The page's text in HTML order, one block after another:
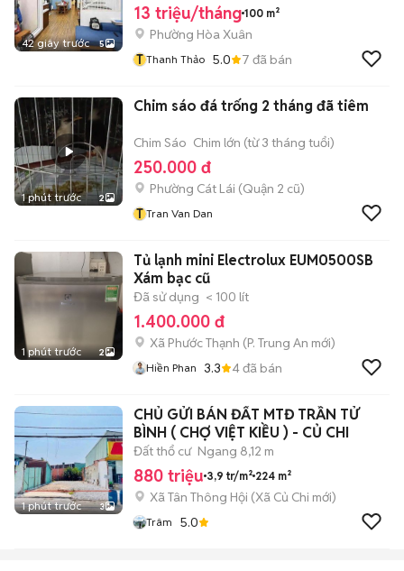
42 giây trước 5
13 triệu/tháng 100 m²
Phường Hòa Xuân
T Thanh Thảo 5.0 7 đã bán
1 phút trước 2
Chim sáo đá trống 2 tháng đã tiêm
Chim Sáo Chim lớn (từ 3 tháng tuổi)
250.000 đ
Phường Cát Lái (Quận 2 cũ)
T Tran Van Dan
1 phút trước 2
Tủ lạnh mini Electrolux EUM0500SB
Xám bạc cũ
Đã sử dụng < 100 lít
1.400.000 đ
Xã Phước Thạnh (P. Trung An mới)
Hiền Phan 3.3 4đã bán
1 phút trước 3
CHỦ GỬI BÁN ĐẤT MTĐ TRẦN TỬ
BÌNH ( CHỢ VIỆT KIỀU ) - CỦ CHI
Đất thổ cư Ngang 8,12 m
880 triệu 3,9 tr/m² 224 m²
Xã Tân Thông Hội (Xã Củ Chi mới)
Trâm 5.0